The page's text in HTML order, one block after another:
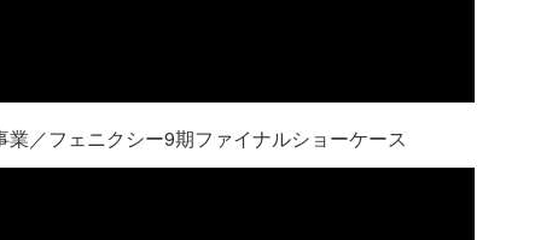
／フェニクシー9期ファイナルショーケース